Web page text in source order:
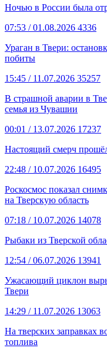
Ночью в России была
07:53 / 01.08.2026 4336
Ураган в Твери:
побиты
15:45 / 11.07.2026 35257
В страшной аварии в
семья из Чувашии
00:01 / 13.07.2026 17237
Настоящий смерч
22:48 / 10.07.2026 16495
Роскосмос показал
на Тверскую область
07:18 / 10.07.2026 14078
Рыбаки из Тверской
12:54 / 06.07.2026 13941
Ужасающий циклон
Твери
14:29 / 11.07.2026 13063
На тверских заправках
топлива